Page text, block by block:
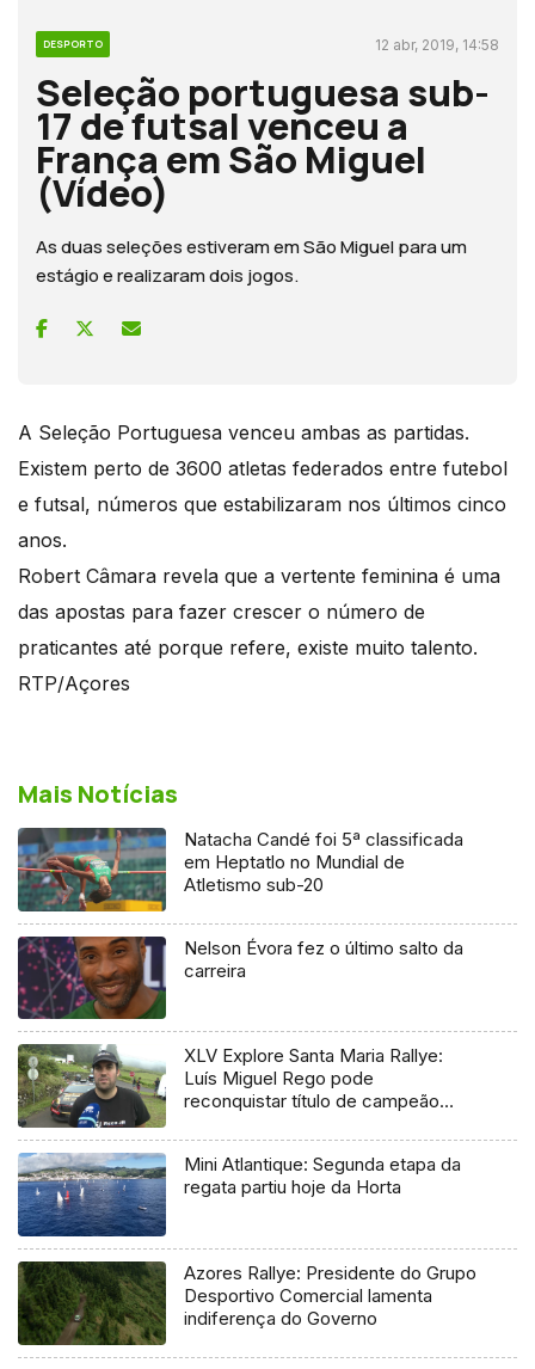
DESPORTO 12 abr, 2019, 14:58
Seleção portuguesa sub-
17 de futsal venceu a
França em São Miguel
(Vídeo)
As duas seleções estiveram em São Miguel para um
estágio e realizaram dois jogos.
A Seleção Portuguesa venceu ambas as partidas.
Existem perto de 3600 atletas federados entre futebol
e futsal, números que estabilizaram nos últimos cinco
anos.
Robert Câmara revela que a vertente feminina é uma
das apostas para fazer crescer o número de
praticantes até porque refere, existe muito talento.
RTP/Açores
Mais Notícias
Natacha Candé foi 5ª classificada
em Heptatlo no Mundial de
Atletismo sub-20
Nelson Évora fez o último salto da
carreira
XLV Explore Santa Maria Rallye:
Luís Miguel Rego pode
reconquistar título de campeão
Mini Atlantique: Segunda etapa da
regata partiu hoje da Horta
Azores Rallye: Presidente do Grupo
Desportivo Comercial lamenta
indiferença do Governo